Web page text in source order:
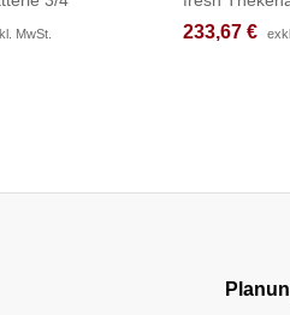
MwSt.
MwSt. 233,67 €
233,67 €